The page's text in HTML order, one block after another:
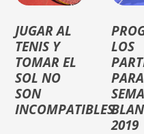
JUGAR AL
TENIS Y
TOMAR EL
SOL NO
SON
INCOMPATIBLES
LOS
2019